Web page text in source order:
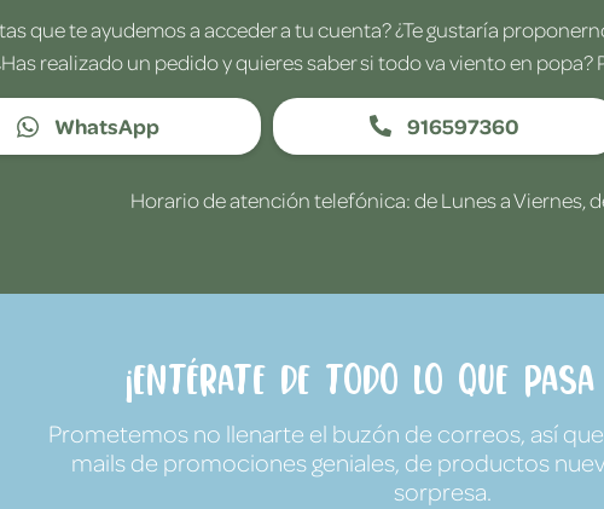
que te ayudemos a acceder a tu cuenta? ¿Te gustaría
realizado un pedido y quieres saber si todo va viento en
WhatsApp 916597360
Horario de atención telefónica: de Lunes a Viernes,
¡Entérate de todo lo que pasa
Prometemos no llenarte el buzón de correos, así
mails de promociones geniales, de productos
sorpresa.